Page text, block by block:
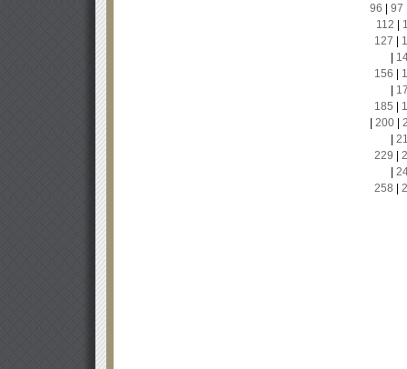
96
97
112
127
156
185
200|
229
258